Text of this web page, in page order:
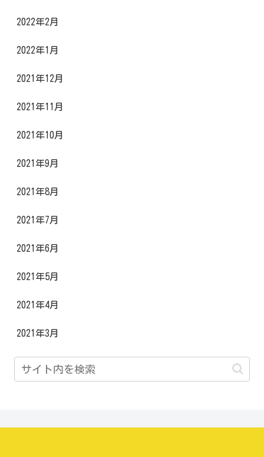
2022年2月
2022年1月
2021年12月
2021年11月
2021年10月
2021年9月
2021年8月
2021年7月
2021年6月
2021年5月
2021年4月
2021年3月